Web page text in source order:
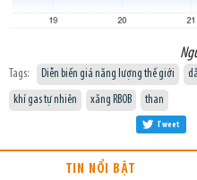
Tags: Diễn biến giá năng lượng thế giới
khí gas tự nhiên
xăng RBOB than
Tweet
TIN NỔI BẬT